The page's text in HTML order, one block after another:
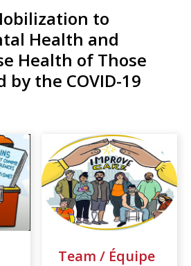
to
Health and
Health of Those
by the COVID-19
Team / Équipe